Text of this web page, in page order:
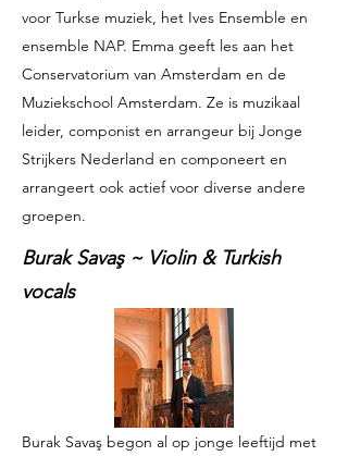
voor Turkse muziek, het Ives Ensemble en
ensemble NAP. Emma geeft les aan het
Conservatorium van Amsterdam en de
Muziekschool Amsterdam. Ze is muzikaal
leider, componist en arrangeur bij Jonge
Strijkers Nederland en componeert en
arrangeert ook actief voor diverse andere
groepen.
Burak Savaş ~ Violin & Turkish
vocals
Burak Savaş begon al op jonge leeftijd met